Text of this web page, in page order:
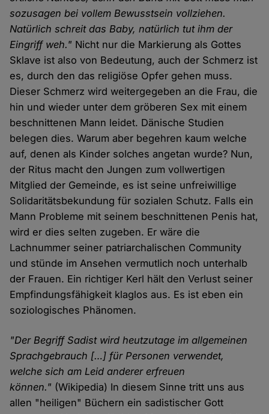
sozusagen bei vollem Bewusstsein vollziehen.
Natürlich schreit das Baby, natürlich tut ihm der
Eingriff weh." Nicht nur die Markierung als Gottes
Sklave ist also von Bedeutung, auch der Schmerz ist
es, durch den das religiöse Opfer gehen muss.
Dieser Schmerz wird weitergegeben an die Frau, die
hin und wieder unter dem gröberen Sex mit einem
beschnittenen Mann leidet. Dänische Studien
belegen dies. Warum aber begehren kaum welche
auf, denen als Kinder solches angetan wurde? Nun,
der Ritus macht den Jungen zum vollwertigen
Mitglied der Gemeinde, es ist seine unfreiwillige
Solidaritätsbekundung für sozialen Schutz. Falls ein
Mann Probleme mit seinem beschnittenen Penis hat,
wird er dies selten zugeben. Er wäre die
Lachnummer seiner patriarchalischen Community
und stünde im Ansehen vermutlich noch unterhalb
der Frauen. Ein richtiger Kerl hält den Verlust seiner
Empfindungsfähigkeit klaglos aus. Es ist eben ein
soziologisches Phänomen.
"Der Begriff Sadist wird heutzutage im allgemeinen
Sprachgebrauch […] für Personen verwendet,
welche sich am Leid anderer erfreuen
können." (Wikipedia) In diesem Sinne tritt uns aus
allen "heiligen" Büchern ein sadistischer Gott